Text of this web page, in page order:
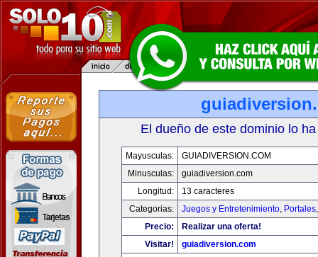
El dueño de este dominio lo
Mayusculas:
GUIADIVERSION.COM
Minusculas:
guiadiversion.com
Longitud:
13 caracteres
Categorias:
Juegos y Entretenimiento, Portales
Precio:
Realizar una oferta!
Visitar!
guiadiversion.com